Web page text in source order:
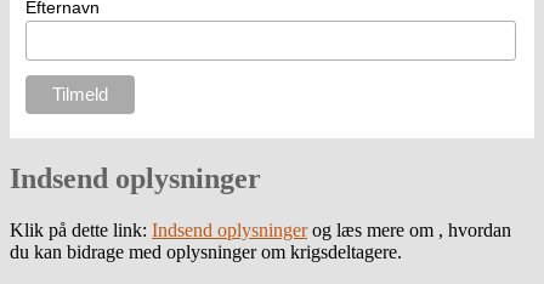
Efternavn
Indsend oplysninger
Klik på dette link: Indsend oplysningerog læs mere om , hvordan
du kan bidrage med oplysninger om krigsdeltagere.